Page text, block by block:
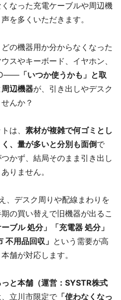
なった充電ケーブルや周辺機
を多くいただきます。
の機器用か分からなくなった
スやキーボード、イヤホン、
「いつか使うかも」と取
辺機器が、引き出しやデスク
んか？
は、 素材が複雑で何ゴミとし
、量が多いと分別も面倒で
かず、結局そのまま引き出し
りません。
、デスク周りや配線まわりを
の買い替えで旧機器が出るこ
ーブル 処分」「充電器 処分」
不用品回収」 という需要が高
舗が対応します。
っと本舗（運営：SYSTR株式
、立川市限定で 「使わなくなっ